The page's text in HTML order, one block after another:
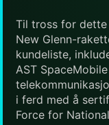
Til tross for dette
New Glenn-
kundeliste,
AST
i ferd med å
Force for